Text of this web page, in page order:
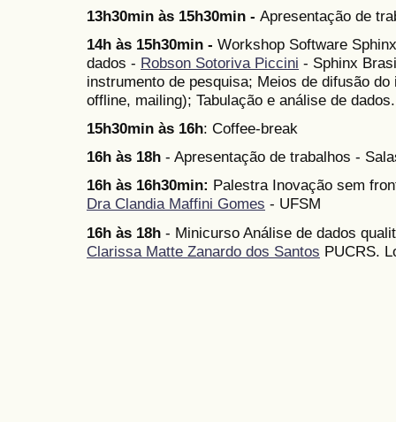
13h30min às 15h30min - Apresentação de
14h às 15h30min - Workshop Software
dados - Robson Sotoriva Piccini - Sphinx
instrumento de pesquisa; Meios de difusão
offline, mailing); Tabulação e análise de
15h30min às 16h: Coffee-break
16h às 18h - Apresentação de trabalhos -
16h às 16h30min: Palestra Inovação sem
Dra Clandia Maffini Gomes - UFSM
16h às 18h - Minicurso Análise de dados
Clarissa Matte Zanardo dos Santos PUCRS.